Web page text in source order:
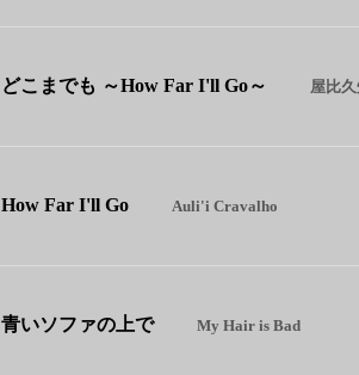
どこまでも ～How Far I'll Go～ 屋比
How Far I'll Go Auli'i Cravalho
青いソファの上で My Hair is Bad